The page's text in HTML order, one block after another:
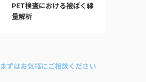
PET検査における被ばく線
量解析
まずはお気軽にご相談ください